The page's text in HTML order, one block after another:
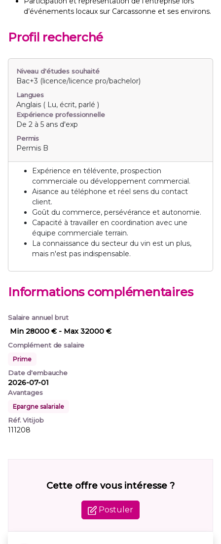
d’événements locaux sur Carcassonne et ses environs.
Profil recherché
Niveau d'études souhaité
Bac+3 (licence/licence pro/bachelor)
Langues
Anglais ( Lu, écrit, parlé )
Expérience professionnelle
De 2 à 5 ans d'exp
Permis
Permis B
Expérience en télévente, prospection
commerciale ou développement commercial.
Aisance au téléphone et réel sens du contact
client.
Goût du commerce, persévérance et autonomie.
Capacité à travailler en coordination avec une
équipe commerciale terrain.
La connaissance du secteur du vin est un plus,
mais n'est pas indispensable.
Informations complémentaires
Salaire annuel brut
Min 28000 € - Max 32000 €
Complément de salaire
Prime
Date d'embauche
2026-07-01
Avantages
Epargne salariale
Réf. Vitijob
111208
Cette offre vous intéresse ?
Postuler